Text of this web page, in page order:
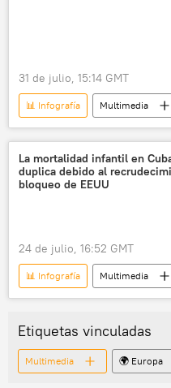
31 de julio, 15:14 GMT
📊 Infografía Multimedia
📰 Crisis migratoria en Europa
Ceuta
La mortalidad infantil en
duplica debido al
bloqueo de EEUU
24 de julio, 16:52 GMT
📊 Infografía Multimedia
📰 Bloqueo económico contra
mortalidad
Etiquetas vinculadas
Multimedia 🌍 Europa